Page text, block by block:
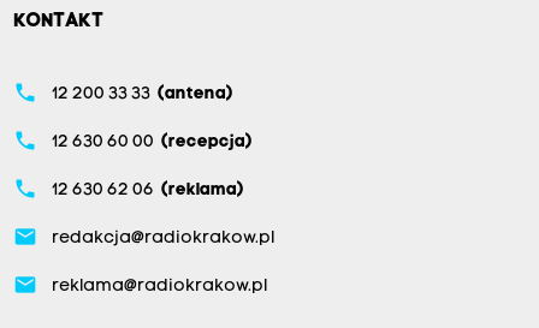
KONTAKT
phone 12 200 33 33 (antena)
phone 12 630 60 00 (recepcja)
phone 12 630 62 06 (reklama)
email redakcja@radiokrakow.pl
email reklama@radiokrakow.pl